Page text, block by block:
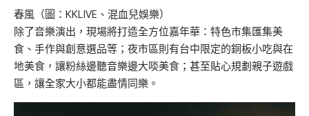
春風（圖：KKLIVE、混血兒娛樂）
除了音樂演出，現場將打造全方位嘉年華：特色市集匯集美
食、手作與創意選品等；夜市區則有台中限定的銅板小吃與在
地美食，讓粉絲邊聽音樂邊大啖美食；甚至貼心規劃親子遊戲
區，讓全家大小都能盡情同樂。